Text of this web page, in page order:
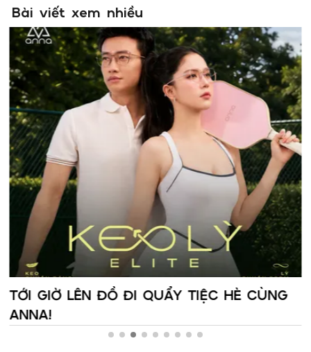
Bài viết xem nhiều
TỚI GIỜ LÊN ĐỒ ĐI QUẨY TIỆC HÈ CÙNG
ANNA!